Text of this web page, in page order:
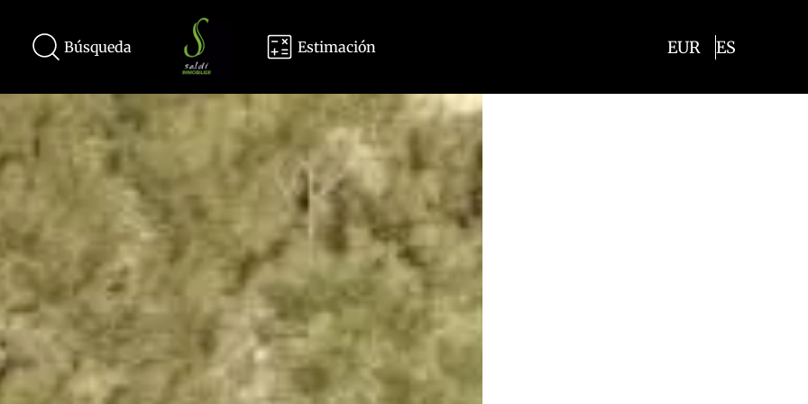
Búsqueda Estimación EUR ES